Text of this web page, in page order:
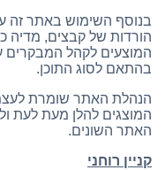
בנוסף השימוש באתר זה
הורדות של קבצים, מדיה
המוצעים לקהל המבקרים
בהתאם לסוג התוכן.
הנהלת האתר שומרת
המוצגים להלן מעת לעת
האתר השונים.
קניין רוחני